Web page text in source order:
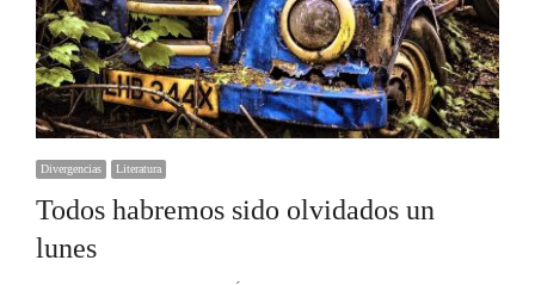
Divergencias Literatura
Todos habremos sido olvidados un
lunes